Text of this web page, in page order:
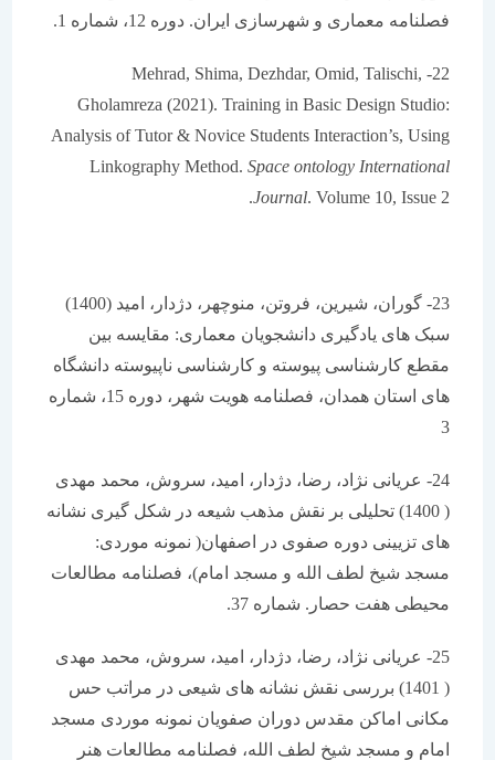
فصلنامه معماری و شهرسازی ایران. دوره 12، شماره 1.
22- Mehrad, Shima, Dezhdar, Omid, Talischi,
Gholamreza (2021). Training in Basic Design Studio:
Analysis of Tutor & Novice Students Interaction’s, Using
Linkography Method. Space ontology International
Journal. Volume 10, Issue 2.
23- گوران، شیرین، فروتن، منوچهر، دژدار، امید (1400)
سبک های یادگیری دانشجویان معماری: مقایسه بین
مقطع کارشناسی پیوسته و کارشناسی ناپیوسته دانشگاه
های استان همدان، فصلنامه هویت شهر، دوره 15، شماره
24- عریانی نژاد، رضا، دژدار، امید، سروش، محمد مهدی
( 1400) تحلیلی بر نقش مذهب شیعه در شکل گیری نشانه
های تزیینی دوره صفوی در اصفهان( نمونه موردی:
مسجد شیخ لطف الله و مسجد امام)، فصلنامه مطالعات
محیطی هفت حصار. شماره 37.
25- عریانی نژاد، رضا، دژدار، امید، سروش، محمد مهدی
( 1401) بررسی نقش نشانه های شیعی در مراتب حس
مکانی اماکن مقدس دوران صفویان نمونه موردی مسجد
امام و مسجد شیخ لطف الله، فصلنامه مطالعات هنر